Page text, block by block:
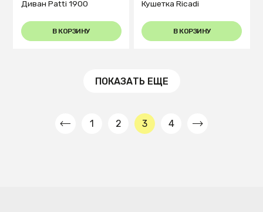
Диван Patti 1900
В КОРЗИНУ
Кушетка Ricadi
В КОРЗИНУ
ПОКАЗАТЬ ЕЩЕ
1 2 3 4